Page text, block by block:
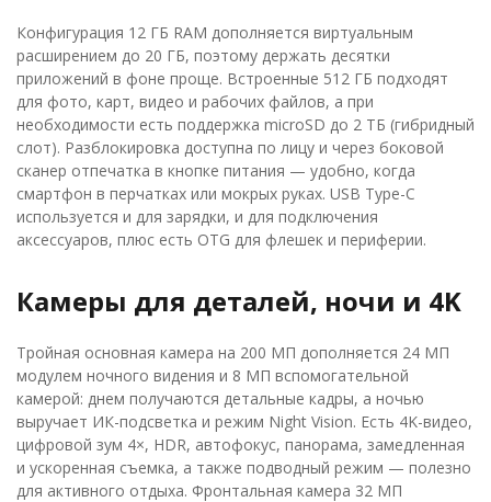
Конфигурация 12 ГБ RAM дополняется виртуальным
расширением до 20 ГБ, поэтому держать десятки
приложений в фоне проще. Встроенные 512 ГБ подходят
для фото, карт, видео и рабочих файлов, а при
необходимости есть поддержка microSD до 2 ТБ (гибридный
слот). Разблокировка доступна по лицу и через боковой
сканер отпечатка в кнопке питания — удобно, когда
смартфон в перчатках или мокрых руках. USB Type-C
используется и для зарядки, и для подключения
аксессуаров, плюс есть OTG для флешек и периферии.
Камеры для деталей, ночи и 4K
Тройная основная камера на 200 МП дополняется 24 МП
модулем ночного видения и 8 МП вспомогательной
камерой: днем получаются детальные кадры, а ночью
выручает ИК-подсветка и режим Night Vision. Есть 4K-видео,
цифровой зум 4×, HDR, автофокус, панорама, замедленная
и ускоренная съемка, а также подводный режим — полезно
для активного отдыха. Фронтальная камера 32 МП